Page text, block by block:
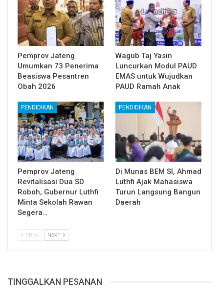
Pemprov Jateng
Umumkan 73 Penerima
Beasiswa Pesantren
Obah 2026
Wagub Taj Yasin
Luncurkan Modul PAUD
EMAS untuk Wujudkan
PAUD Ramah Anak
PENDIDIKAN
Pemprov Jateng
Revitalisasi Dua SD
Roboh, Gubernur Luthfi
Minta Sekolah Rawan
Segera…
PENDIDIKAN
Di Munas BEM SI, Ahmad
Luthfi Ajak Mahasiswa
Turun Langsung Bangun
Daerah
PREV NEXT
TINGGALKAN PESANAN